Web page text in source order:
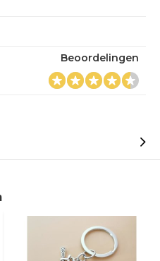
Beoordelingen